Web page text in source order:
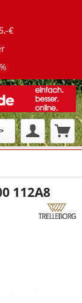
€
112A8